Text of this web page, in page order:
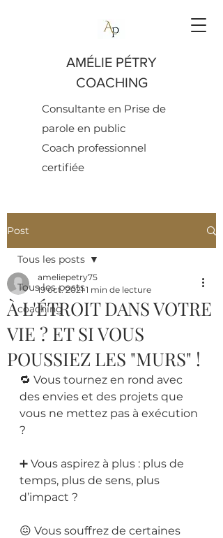
AMÉLIE PÉTRY
COACHING
Consultante en Prise de
parole en public
Coach professionnel
certifiée
Post
Tous les posts
coaching
Tous les posts
À L'ÉTROIT DANS VOTRE
VIE ? ET SI VOUS
POUSSIEZ LES "MURS" !
ameliepetry75
19 oct. 2021 1 min de lecture
🔁 Vous tournez en rond avec
des envies et des projets que
vous ne mettez pas à exécution
?
➕ Vous aspirez à plus : plus de
temps, plus de sens, plus
d’impact ?
😖 Vous souffrez de certaines